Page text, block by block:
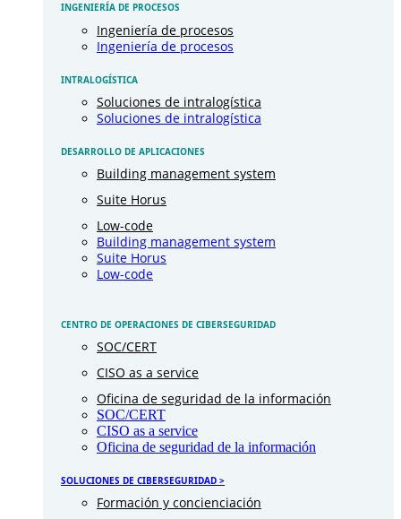
INGENIERÍA DE PROCESOS
Ingeniería de procesos
Ingeniería de procesos
INTRALOGÍSTICA
Soluciones de intralogística
Soluciones de intralogística
DESARROLLO DE APLICACIONES
Building management system
Suite Horus
Low-code
Building management system
Suite Horus
Low-code
CENTRO DE OPERACIONES DE CIBERSEGURIDAD
SOC/CERT
CISO as a service
Oficina de seguridad de la información
SOC/CERT
CISO as a service
Oficina de seguridad de la información
SOLUCIONES DE CIBERSEGURIDAD >
Formación y concienciación